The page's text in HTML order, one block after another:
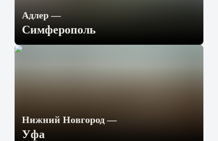
Адлер—
Симферополь
Нижний Новгород—
Уфа